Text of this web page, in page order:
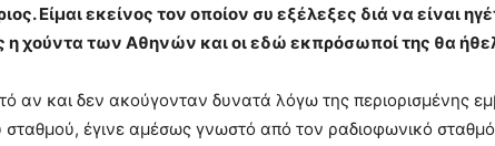
Είμαι εκείνος τον οποίον συ εξέλεξες διά να είναι
η χούντα των Αθηνών και οι εδώ εκπρόσωποί της θα
αν και δεν ακούγονταν δυνατά λόγω της περιορισμένης
σταθμού, έγινε αμέσως γνωστό από τον ραδιοφωνικό